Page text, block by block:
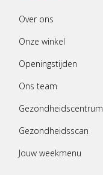
Over ons
Onze winkel
Openingstijden
Ons team
Gezondheidscentrum
Gezondheidsscan
Jouw weekmenu